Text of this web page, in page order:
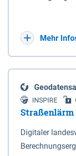
(DTK) im
verkleinerte
projizierte
Terrestrischen
der
bezogen auf
(Anlage 4);
Mehr
INSPIRE
Straßenlärm
Digitaler